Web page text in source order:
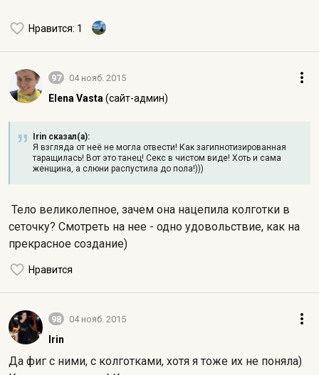
Нравится: 1
97 04 нояб. 2015
Elena Vasta (сайт-админ)
Irin сказал(а):
Я взгляда от неё не могла отвести! Как загипнотизированная
таращилась! Вот это танец! Секс в чистом виде! Хоть и сама
женщина, а слюни распустила до пола!)))
Тело великолепное, зачем она нацепила колготки в
сеточку? Смотреть на нее - одно удовольствие, как на
прекрасное создание)
Нравится
98 04 нояб. 2015
Irin
Да фиг с ними, с колготками, хотя я тоже их не поняла)